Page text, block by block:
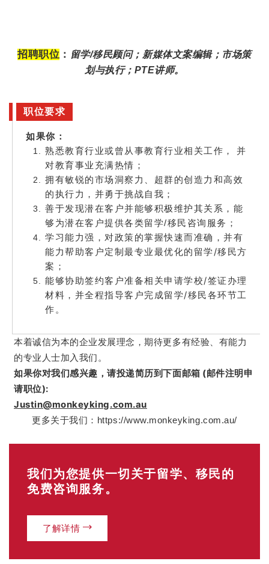
招聘职位 ： 留学/移民顾问； 新媒体文案编辑； 市场策
划与执行； PTE讲师。
职位要求
如果你：
熟悉教育行业或曾从事教育行业相关工作， 并
对教育事业充满热情；
拥有敏锐的市场洞察力、超群的创造力和高效
的执行力，并勇于挑战自我；
善于发现潜在客户并能够积极维护其关系，能
够为潜在客户提供各类留学/移民咨询服务；
学习能力强，对政策的掌握快速而准确，并有
能力帮助客户定制最专业最优化的留学/移民方
案；
能够协助签约客户准备相关申请学校/签证办理
材料，并全程指导客户完成留学/移民各环节工
作。
本着诚信为本的企业发展理念，期待更多有经验、有能力
的专业人士加入我们。
如果你对我们感兴趣，请投递简历到下面邮箱 (邮件注明申
请职位):
Justin@monkeyking.com.au
更多关于我们：https://www.monkeyking.com.au/
我们为您提供一切关于留学、移民的
免费咨询服务。
了解详情